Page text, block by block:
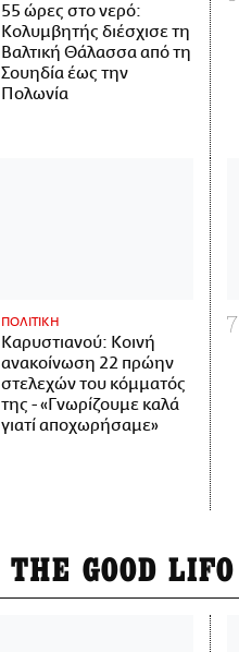
55 ώρες στο νερό:
Κολυμβητής διέσχισε τη
Βαλτική Θάλασσα από τη
Σουηδία έως την
Πολωνία
ΠΟΛΙΤΙΚΗ
Καρυστιανού: Κοινή
ανακοίνωση 22 πρώην
στελεχών του κόμματός
της - «Γνωρίζουμε καλά
γιατί αποχωρήσαμε»
THE GOOD LIFO